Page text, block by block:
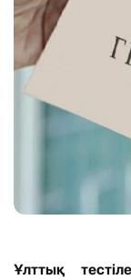
Ұлттық